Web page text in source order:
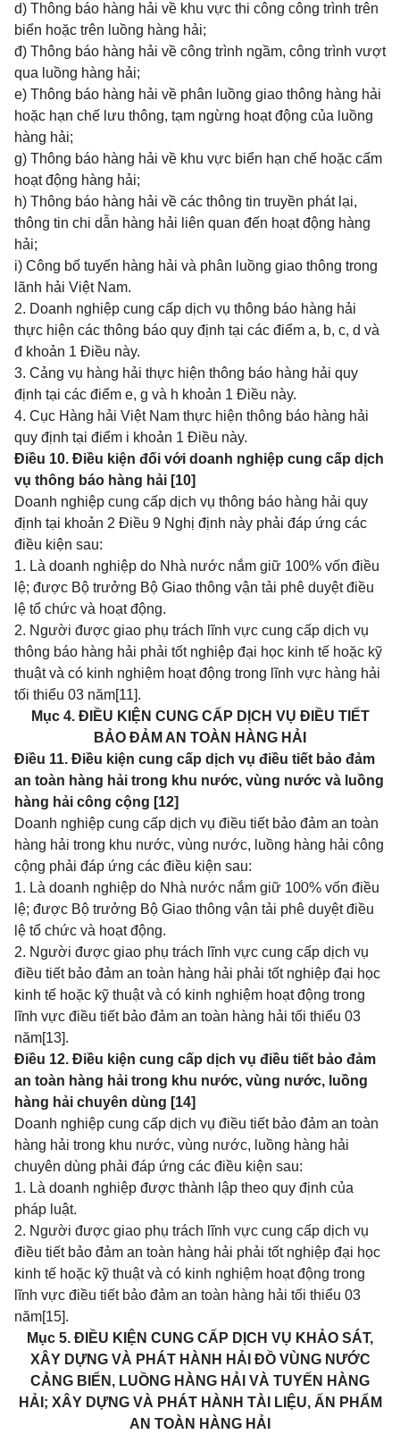
d) Thông báo hàng hải về khu vực thi công công trình trên
biển hoặc trên luồng hàng hải;
đ) Thông báo hàng hải về công trình ngầm, công trình vượt
qua luồng hàng hải;
e) Thông báo hàng hải về phân luồng giao thông hàng hải
hoặc hạn chế lưu thông, tạm ngừng hoạt động của luồng
hàng hải;
g) Thông báo hàng hải về khu vực biển hạn chế hoặc cấm
hoạt động hàng hải;
h) Thông báo hàng hải về các thông tin truyền phát lại,
thông tin chi dẫn hàng hải liên quan đến hoạt động hàng
hải;
i) Công bố tuyến hàng hải và phân luồng giao thông trong
lãnh hải Việt Nam.
2. Doanh nghiệp cung cấp dịch vụ thông báo hàng hải
thực hiện các thông báo quy định tại các điểm a, b, c, d và
đ khoản 1 Điều này.
3. Cảng vụ hàng hải thực hiện thông báo hàng hải quy
định tại các điểm e, g và h khoản 1 Điều này.
4. Cục Hàng hải Việt Nam thực hiện thông báo hàng hải
quy định tại điểm i khoản 1 Điều này.
Điều 10. Điều kiện đối với doanh nghiệp cung cấp dịch
vụ thông báo hàng hải [10]
Doanh nghiệp cung cấp dịch vụ thông báo hàng hải quy
định tại khoản 2 Điều 9 Nghị định này phải đáp ứng các
điều kiện sau:
1. Là doanh nghiệp do Nhà nước nắm giữ 100% vốn điều
lệ; được Bộ trưởng Bộ Giao thông vận tải phê duyệt điều
lệ tổ chức và hoạt động.
2. Người được giao phụ trách lĩnh vực cung cấp dịch vụ
thông báo hàng hải phải tốt nghiệp đại học kinh tế hoặc kỹ
thuật và có kinh nghiệm hoạt động trong lĩnh vực hàng hải
tối thiểu 03 năm[11].
Mục 4. ĐIỀU KIỆN CUNG CẤP DỊCH VỤ ĐIỀU TIẾT
BẢO ĐẢM AN TOÀN HÀNG HẢI
Điều 11. Điều kiện cung cấp dịch vụ điều tiết bảo đảm
an toàn hàng hải trong khu nước, vùng nước và luồng
hàng hải công cộng [12]
Doanh nghiệp cung cấp dịch vụ điều tiết bảo đảm an toàn
hàng hải trong khu nước, vùng nước, luồng hàng hải công
cộng phải đáp ứng các điều kiện sau:
1. Là doanh nghiệp do Nhà nước nắm giữ 100% vốn điều
lệ; được Bộ trưởng Bộ Giao thông vận tải phê duyệt điều
lệ tổ chức và hoạt động.
2. Người được giao phụ trách lĩnh vực cung cấp dịch vụ
điều tiết bảo đảm an toàn hàng hải phải tốt nghiệp đại học
kinh tế hoặc kỹ thuật và có kinh nghiệm hoạt động trong
lĩnh vực điều tiết bảo đảm an toàn hàng hải tối thiểu 03
năm[13].
Điều 12. Điều kiện cung cấp dịch vụ điều tiết bảo đảm
an toàn hàng hải trong khu nước, vùng nước, luồng
hàng hải chuyên dùng [14]
Doanh nghiệp cung cấp dịch vụ điều tiết bảo đảm an toàn
hàng hải trong khu nước, vùng nước, luồng hàng hải
chuyên dùng phải đáp ứng các điều kiện sau:
1. Là doanh nghiệp được thành lập theo quy định của
pháp luật.
2. Người được giao phụ trách lĩnh vực cung cấp dịch vụ
điều tiết bảo đảm an toàn hàng hải phải tốt nghiệp đại học
kinh tế hoặc kỹ thuật và có kinh nghiệm hoạt động trong
lĩnh vực điều tiết bảo đảm an toàn hàng hải tối thiểu 03
năm[15].
Mục 5. ĐIỀU KIỆN CUNG CẤP DỊCH VỤ KHẢO SÁT,
XÂY DỰNG VÀ PHÁT HÀNH HẢI ĐỒ VÙNG NƯỚC
CẢNG BIỂN, LUỒNG HÀNG HẢI VÀ TUYẾN HÀNG
HẢI; XÂY DỰNG VÀ PHÁT HÀNH TÀI LIỆU, ẤN PHẨM
AN TOÀN HÀNG HẢI